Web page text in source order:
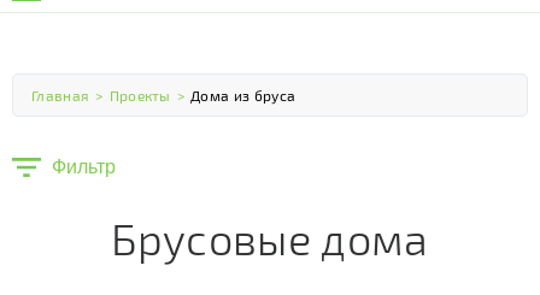
Главная > Проекты > Дома из бруса
Фильтр
Брусовые дома